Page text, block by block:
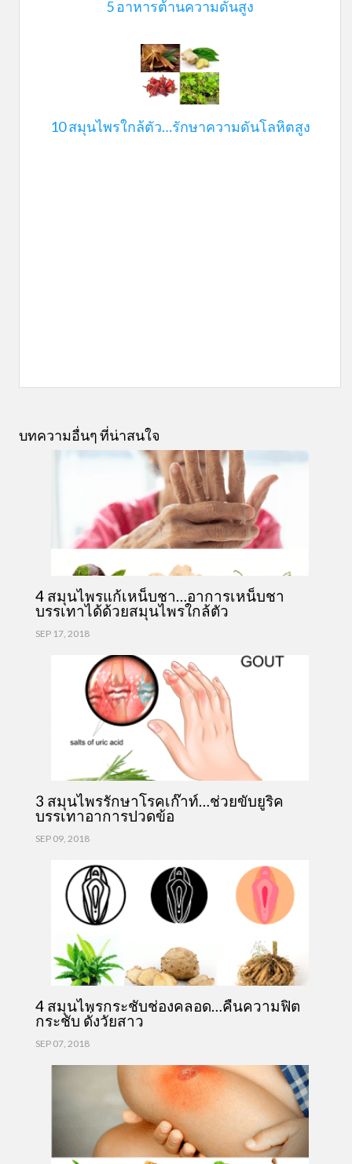
5 อาหารต้านความดันสูง
10 สมุนไพรใกล้ตัว…รักษาความดันโลหิตสูง
บทความอื่นๆ ที่น่าสนใจ
4 สมุนไพรแก้เหน็บชา…อาการเหน็บชา
บรรเทาได้ด้วยสมุนไพรใกล้ตัว
SEP 17, 2018
3 สมุนไพรรักษาโรคเก๊าท์…ช่วยขับยูริค
บรรเทาอาการปวดข้อ
SEP 09, 2018
4 สมุนไพรกระชับช่องคลอด…คืนความฟิต
กระชับ ดั่งวัยสาว
SEP 07, 2018